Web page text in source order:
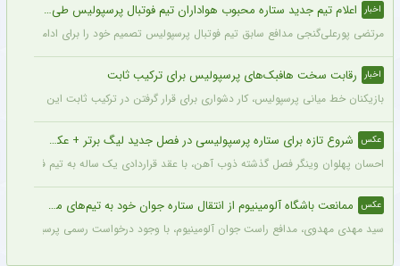
اخبار تلاش پرسپولیس برای جذب ستاره محبوب نساجی
پرسپولیس همچنان برای جذب دانیال ایری از نساجی تلاش می‌کند، اما مخالفت
اخبار اعلام تیم جدید ستاره محبوب هواداران تیم فوتبال پرسپولیس طی ۴۸ ساعت آینده
مرتضی پورعلی‌گنجی مدافع سابق تیم فوتبال پرسپولیس تصمیم خود را برای ادامه
اخبار رقابت سخت هافبک‌های پرسپولیس برای ترکیب ثابت
بازیکنان خط میانی پرسپولیس، کار دشواری برای قرار گرفتن در ترکیب ثابت این تیم
عکس شروع تازه برای ستاره پرسپولیسی در فصل جدید لیگ برتر + عکس